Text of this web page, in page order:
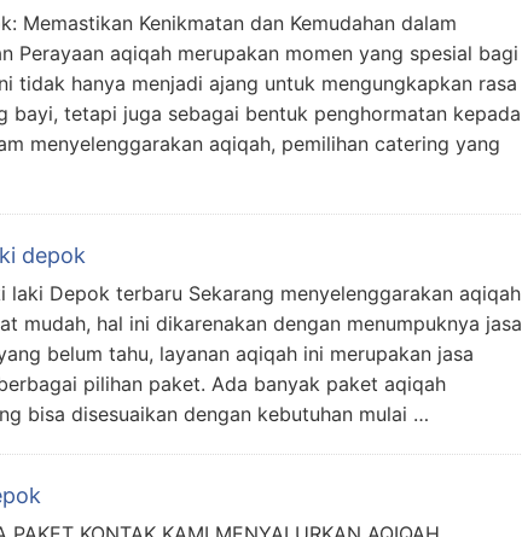
Memastikan Kenikmatan dan Kemudahan dalam
Perayaan aqiqah merupakan momen yang spesial bagi
tidak hanya menjadi ajang untuk mengungkapkan rasa
bayi, tetapi juga sebagai bentuk penghormatan kepada
menyelenggarakan aqiqah, pemilihan catering yang
depok
laki Depok terbaru Sekarang menyelenggarakan aqiqah
mudah, hal ini dikarenakan dengan menumpuknya jasa
belum tahu, layanan aqiqah ini merupakan jasa
pilihan paket. Ada banyak paket aqiqah
bisa disesuaikan dengan kebutuhan mulai …